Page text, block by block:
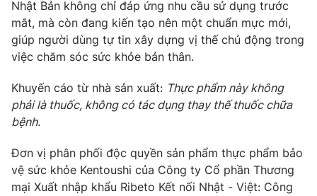
Nhật Bản không chỉ đáp ứng nhu cầu sử dụng trước
mắt, mà còn đang kiến tạo nên một chuẩn mực mới,
giúp người dùng tự tin xây dựng vị thế chủ động trong
việc chăm sóc sức khỏe bản thân.
Khuyến cáo từ nhà sản xuất: Thực phẩm này không
phải là thuốc, không có tác dụng thay thế thuốc chữa
bệnh.
Đơn vị phân phối độc quyền sản phẩm thực phẩm bảo
vệ sức khỏe Kentoushi của Công ty Cổ phần Thương
mại Xuất nhập khẩu Ribeto Kết nối Nhật - Việt: Công